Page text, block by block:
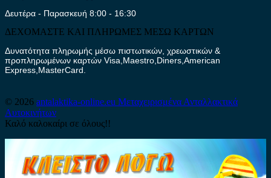
Δευτέρα - Παρασκευή 8:00 - 16:30
ΔΕΧΟΜΑΣΤΕ ΚΑΙ ΠΛΗΡΩΜΕΣ ΜΕΣΩ ΚΑΡΤΩΝ
Δυνατότητα πληρωμής μέσω πιστωτικών, χρεωστικών &
προπληρωμένων καρτών Visa,Maestro,Diners,American
Express,MasterCard.
© 2026 antalaktika-online.eu Μεταχειρισμένα Ανταλλακτικά
Αυτοκινήτων
Καλό καλοκαίρι σε όλους!!